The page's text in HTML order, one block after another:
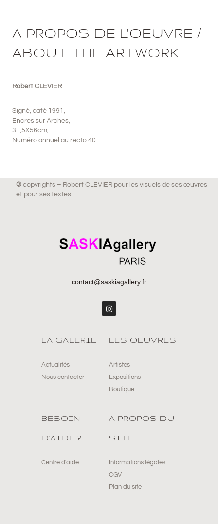
A PROPOS DE L'OEUVRE /
ABOUT THE ARTWORK
Robert CLEVIER
Signé, daté 1991,
Encres sur Arches,
31,5X56cm,
Numéro annuel au recto 40
© copyrights – Robert CLEVIER pour les visuels de ses œuvres
et pour ses textes
contact@saskiagallery.fr
LA GALERIE
Actualités
Nous contacter
LES OEUVRES
Artistes
Expositions
Boutique
BESOIN
D'AIDE ?
Centre d'aide
A PROPOS DU
SITE
Informations légales
CGV
Plan du site